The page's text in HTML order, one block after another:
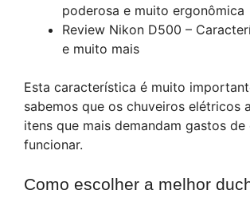
poderosa e muito ergonômica
Review Nikon D500 –
e muito mais
Esta característica é muito
sabemos que os chuveiros elétricos
itens que mais demandam gastos de
funcionar.
Como escolher a melhor